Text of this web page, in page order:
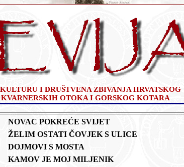
I DRUŠTVENA ZBIVANJA HRVATSKOG
OTOKA I GORSKOG KOTARA
NOVAC POKREĆE SVIJET
ŽELIM OSTATI ČOVJEK S ULICE
DOJMOVI S MOSTA
KAMOV JE MOJ MILJENIK